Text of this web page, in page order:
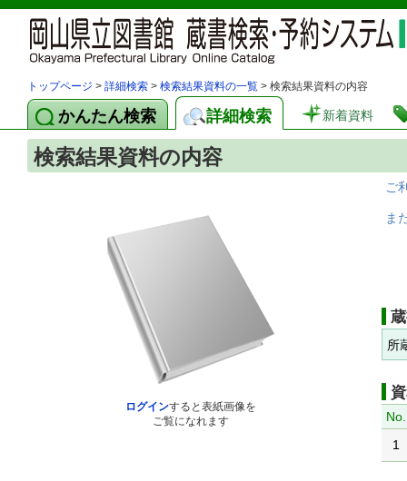
トップページ > 詳細検索 > 検索結果資料の一覧 > 検索結果資料の内容
かんたん検索 詳細検索 新着資料
検索結果資料の内容
ログインすると表紙画像を
ご覧になれます
ご
ま
所
No.
1